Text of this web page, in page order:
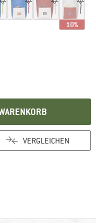
10%
in einer Infobox und
VERGLEICHEN
Infos hier! Öffnet